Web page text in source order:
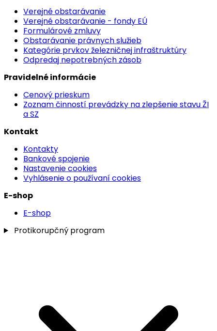
Verejné obstarávanie
Verejné obstarávanie - fondy EÚ
Formulárové zmluvy
Obstarávanie právnych služieb
Kategórie prvkov železničnej infraštruktúry
Odpredaj nepotrebných zásob
Pravidelné informácie
Cenový prieskum
Zoznam činností prevádzky na zlepšenie stavu ŽI
a SZ
Kontakt
Kontakty
Bankové spojenie
Nastavenie cookies
Vyhlásenie o používaní cookies
E-shop
E-shop
Protikorupčný program